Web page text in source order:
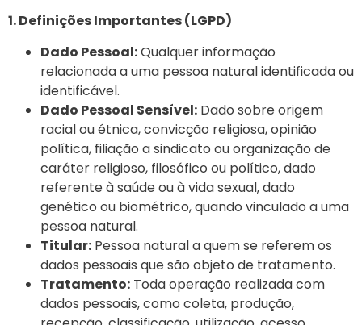
1. Definições Importantes (LGPD)
Dado Pessoal:Qualquer informação
relacionada a uma pessoa natural identificada ou
identificável.
Dado Pessoal Sensível: Dado sobre origem
racial ou étnica, convicção religiosa, opinião
política, filiação asindicato ou organização de
caráter religioso, filosófico ou político, dado
referente à saúde ou à vida sexual, dado
genético ou biométrico, quando vinculado a uma
pessoa natural.
Titular: Pessoa natural a quem se referem os
dados pessoais que são objeto de tratamento.
Tratamento: Toda operação realizada com
dados pessoais, como coleta, produção,